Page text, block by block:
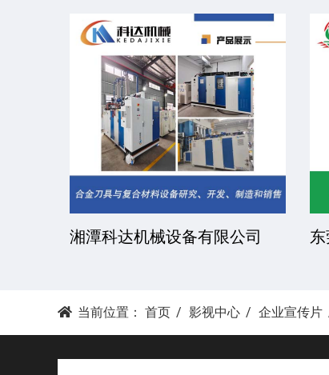
湘潭科达机械设备有限公司
当前位置： 首页 影视中心 企业宣传片